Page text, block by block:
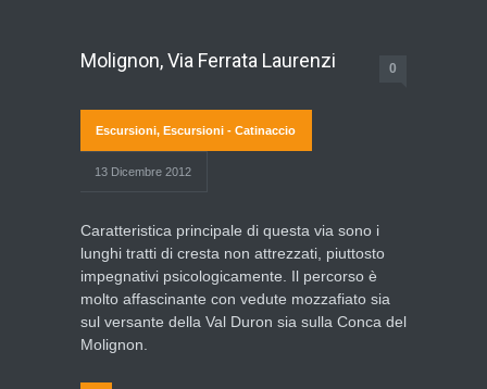
Molignon, Via Ferrata Laurenzi 0
Escursioni, Escursioni - Catinaccio
13 Dicembre 2012
Caratteristica principale di questa via sono i
lunghi tratti di cresta non attrezzati, piuttosto
impegnativi psicologicamente. Il percorso è
molto affascinante con vedute mozzafiato sia
sul versante della Val Duron sia sulla Conca del
Molignon.